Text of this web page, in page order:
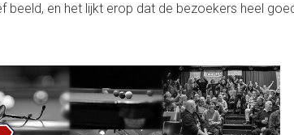
en het lijkt erop dat de bezoekers heel